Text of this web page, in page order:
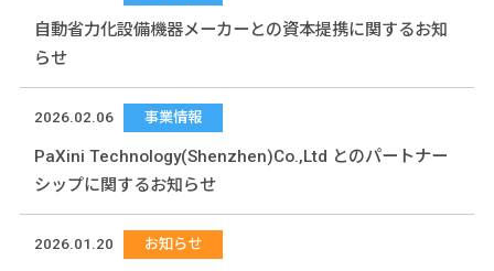
自動省力化設備機器メーカーとの資本提携に関するお知
らせ
2026.02.06 事業情報
PaXini Technology(Shenzhen)Co.,Ltd とのパートナー
シップに関するお知らせ
2026.01.20 お知らせ